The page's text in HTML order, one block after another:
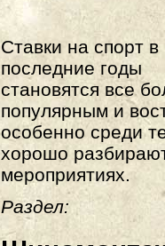
Ставки на спорт в
последние годы
становятся все
популярным и
особенно среди
хорошо
мероприятиях.
Раздел: